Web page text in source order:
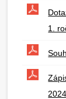
1.